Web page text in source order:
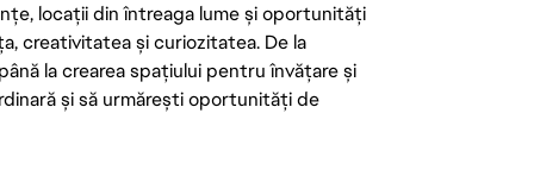
locații din întreaga lume și oportunități
creativitatea și curiozitatea. De la
la crearea spațiului pentru învățare și
și să urmărești oportunități de